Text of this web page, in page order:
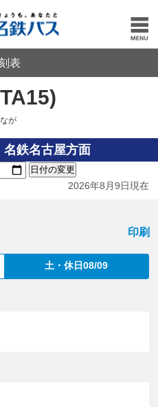
表
が
鉄名古屋方面
日付の変更
2026年8月9日現在
印刷
土・休日08/09